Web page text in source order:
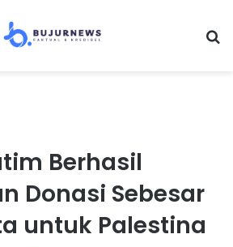
Berhasil
Donasi Sebesar
untuk Palestina